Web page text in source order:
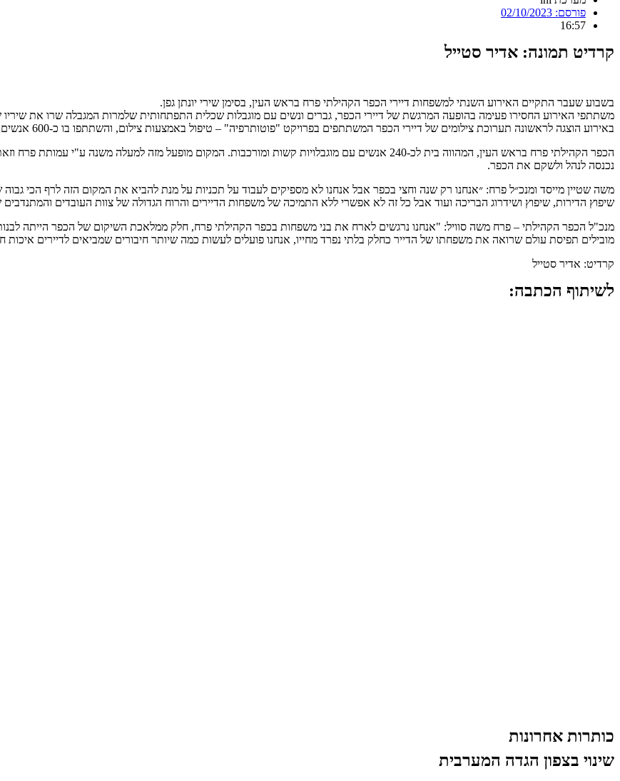
פורסם:
16:57
קרדיט תמונה: אדיר סטייל
בשבוע שעבר התקיים האירוע השנתי למשפחות דיירי הכפר הקהילתי פרח בראש העין, בסימן שירי יונתן גפן.
משתתפי האירוע החסירו פעימה בהופעה המרגשת של דיירי הכפר, גברים ונשים עם מוגבלות שכלית התפתחותית שלמרות המגבלה שרו את שיריו
באירוע הוצגה לראשונה תערוכת צילומים של דיירי הכפר המשתתפים בפרויקט "פוטותרפיה" – טיפול באמצעות צילום, והשתתפו בו כ-600 אנשים, דיירים, עובדים ובני משפחות שבאו ליום של כיף עם בני המשפחות.
הכפר הקהילתי פרח בראש העין, המהווה בית לכ-240 אנשים עם מוגבלויות קשות ומורכבות. המקום מופעל מזה
נכנסה לנהל ולשקם את הכפר.
משה שטיין מייסד ומנכ״ל פרח: ״אנחנו רק שנה וחצי בכפר אבל אנחנו לא מספיקים לעבוד על תכניות על מנת להביא את המקום הזה לרף הכי
שיפוץ הדירות, שיפוץ ושידרוג הבריכה ועוד אבל כל זה לא אפשרי ללא התמיכה של משפחות הדיירים והרוח הגדולה של צוות העובדים
מנכ"ל הכפר הקהילתי – פרח משה סוויל: "אנחנו נרגשים לארח את בני משפחות בכפר הקהילתי פרח, חלק ממלאכת השיקום של הכפר הייתה
מובילים תפיסת עולם שרואה את משפחתו של הדייר כחלק בלתי נפרד מחייו, אנחנו פועלים לעשות כמה שיותר חיבורים שמביאים לדיירים איכות
קרדיט: אדיר סטייל
לשיתוף הכתבה:
כותרות אחרונות
שינוי בצפון הגדה המערבית